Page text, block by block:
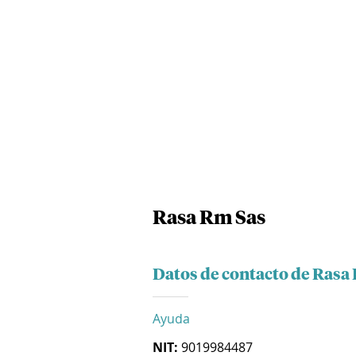
Rasa Rm Sas
Datos de contacto de Rasa
Ayuda
NIT: 9019984487